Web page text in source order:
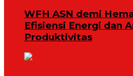
WFH ASN demi
Efisiensi Energi dan
Produktivitas